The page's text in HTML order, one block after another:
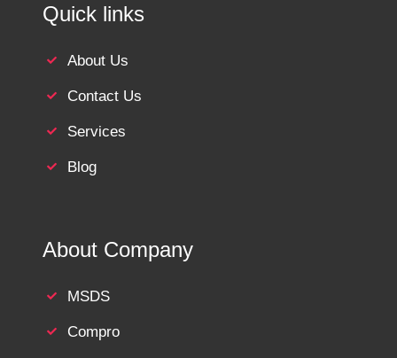
Quick links
About Us
Contact Us
Services
Blog
About Company
MSDS
Compro